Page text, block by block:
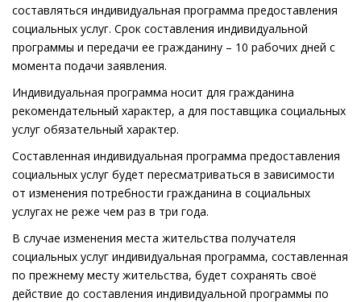
составляться индивидуальная программа предоставления
социальных услуг. Срок составления индивидуальной
программы и передачи ее гражданину – 10 рабочих дней с
момента подачи заявления.
Индивидуальная программа носит для гражданина
рекомендательный характер, а для поставщика социальных
услуг обязательный характер.
Составленная индивидуальная программа предоставления
социальных услуг будет пересматриваться в зависимости
от изменения потребности гражданина в социальных
услугах не реже чем раз в три года.
В случае изменения места жительства получателя
социальных услуг индивидуальная программа, составленная
по прежнему месту жительства, будет сохранять своё
действие до составления индивидуальной программы по